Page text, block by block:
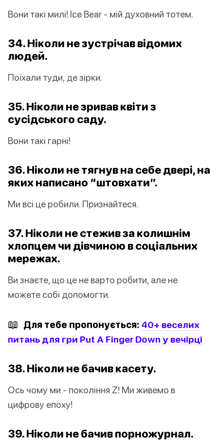
Вони такі милі! Ice Bear - мій духовний тотем.
34. Ніколи не зустрічав відомих
людей.
Поїхали туди, де зірки.
35. Ніколи не зривав квіти з
сусідського саду.
Вони такі гарні!
36. Ніколи не тягнув на себе двері, на
яких написано “штовхати”.
Ми всі це робили. Признайтеся.
37. Ніколи не стежив за колишнім
хлопцем чи дівчиною в соціальних
мережах.
Ви знаєте, що це не варто робити, але не
можете собі допомогти.
📖 Для тебе пропонується: 40+ веселих
питань для гри Put A Finger Down у вечірці
38. Ніколи не бачив касету.
Ось чому ми - покоління Z! Ми живемо в
цифрову епоху!
39. Ніколи не бачив порножурнал.